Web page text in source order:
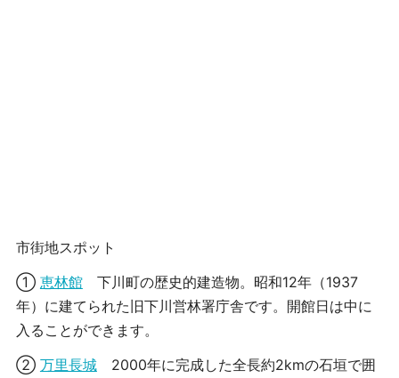
市街地スポット
① 恵林館下川町の歴史的建造物。昭和12年（1937
年）に建てられた旧下川営林署庁舎です。開館日は中に
入ることができます。
② 万里長城2000年に完成した全長約2kmの石垣で囲